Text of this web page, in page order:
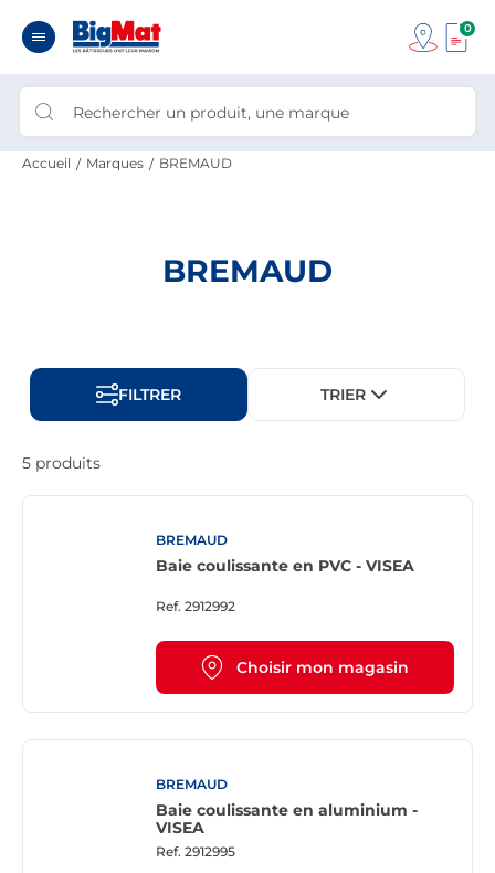
0
Accueil Marques BREMAUD
BREMAUD
FILTRER TRIER
5 produits
BREMAUD
Baie coulissante en PVC - VISEA
Ref. 2912992
Choisir mon magasin
BREMAUD
Baie coulissante en aluminium -
VISEA
Ref. 2912995